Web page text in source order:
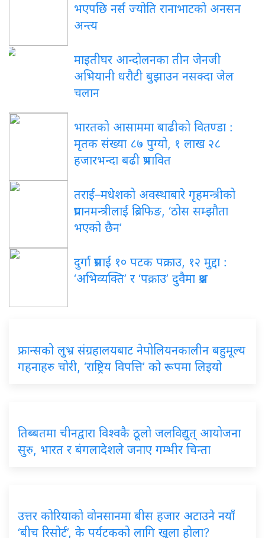
भएपछि नर्स ज्योति रानाभाटको अनसन
अन्त्य
माइतीघर आन्दोलनका तीन जेनजी
अभियानी धरौटी बुझाउन नसक्दा जेल
चलान
भारतको आसाममा बाढीको वितण्डा :
मृतक संख्या ८७ पुग्यो, १ लाख २८
हजारभन्दा बढी प्रभावित
तराई–मधेशको अवस्थाबारे गृहमन्त्रीको
प्रधानमन्त्रीलाई ब्रिफिङ, ‘ठोस सम्झौता
भएको छैन’
दुर्गा प्रसाईं १० पटक पक्राउ, १२ मुद्दा :
‘अभिव्यक्ति’ र ‘पक्राउ’ दुवैमा प्रश्न
फ्रान्सको लुभ्र संग्रहालयबाट नेपोलियनकालीन बहुमूल्य
गहनाहरु चोरी, ‘राष्ट्रिय विपत्ति’ को रूपमा लिइयो
तिब्बतमा चीनद्वारा विश्वकै ठूलो जलविद्युत् आयोजना
सुरु, भारत र बंगलादेशले जनाए गम्भीर चिन्ता
उत्तर कोरियाको वोनसानमा बीस हजार अटाउने नयाँ
‘बीच रिसोर्ट’, के पर्यटकको लागि खुला होला?